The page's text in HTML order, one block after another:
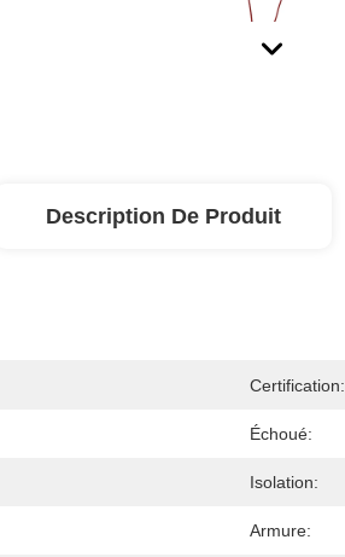
Description De Produit
Certification:
Échoué:
Isolation:
Armure: